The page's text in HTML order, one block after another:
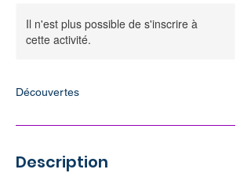
Il n'est plus possible de s'inscrire à
cette activité.
Découvertes
Description